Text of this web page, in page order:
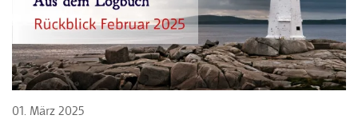
01. März 2025